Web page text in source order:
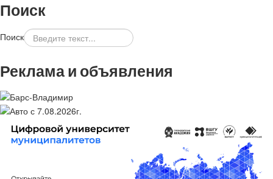
Поиск
Поиск
Реклама и объявления